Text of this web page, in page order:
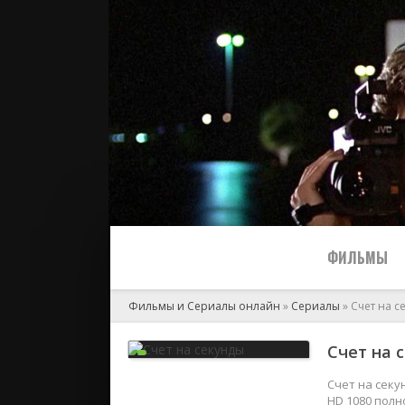
ФИЛЬМЫ
2024
Фильмы и Сериалы онлайн » Сериалы » Счет на
Счет на
Счет на
HD 1080